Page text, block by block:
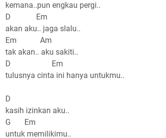
kemana..pun engkau pergi..
D Em
akan aku.. jaga slalu..
Em Am
tak akan.. aku sakiti..
D Em
tulusnya cinta ini hanya untukmu..
D
kasih izinkan aku..
G Em
untuk memilikimu..